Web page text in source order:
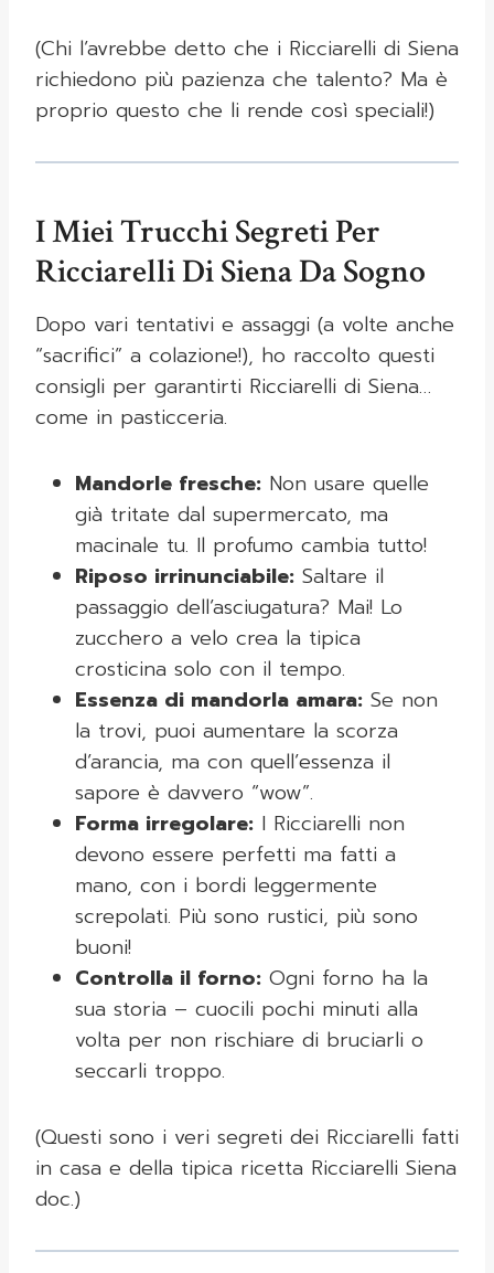
(Chi l’avrebbe detto che i Ricciarelli di Siena
richiedono più pazienza che talento? Ma è
proprio questo che li rende così speciali!)
I Miei Trucchi Segreti Per
Ricciarelli Di Siena Da Sogno
Dopo vari tentativi e assaggi (a volte anche
“sacrifici” a colazione!), ho raccolto questi
consigli per garantirti Ricciarelli di Siena…
come in pasticceria.
Mandorle fresche: Non usare quelle
già tritate dal supermercato, ma
macinale tu. Il profumo cambia tutto!
Riposo irrinunciabile: Saltare il
passaggio dell’asciugatura? Mai! Lo
zucchero a velo crea la tipica
crosticina solo con il tempo.
Essenza di mandorla amara: Se non
la trovi, puoi aumentare la scorza
d’arancia, ma con quell’essenza il
sapore è davvero “wow”.
Forma irregolare: I Ricciarelli non
devono essere perfetti ma fatti a
mano, con i bordi leggermente
screpolati. Più sono rustici, più sono
buoni!
Controlla il forno: Ogni forno ha la
sua storia – cuocili pochi minuti alla
volta per non rischiare di bruciarli o
seccarli troppo.
(Questi sono i veri segreti dei Ricciarelli fatti
in casa e della tipica ricetta Ricciarelli Siena
doc.)